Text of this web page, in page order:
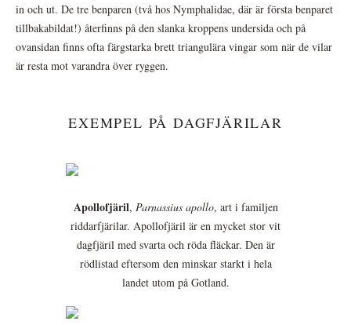
in och ut. De tre benparen (två hos Nymphalidae, där är första benparet
tillbakabildat!) återfinns på den slanka kroppens undersida och på
ovansidan finns ofta färgstarka brett triangulära vingar som när de vilar
är resta mot varandra över ryggen.
EXEMPEL PÅ DAGFJÄRILAR
Apollofjäril, Parnassius apollo, art i familjen
riddarfjärilar. Apollofjäril är en mycket stor vit
dagfjäril med svarta och röda fläckar. Den är
rödlistad eftersom den minskar starkt i hela
landet utom på Gotland.